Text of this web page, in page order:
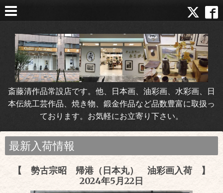
斎藤清作品常設店です。他、日本画、油彩画、水彩画、日
本伝統工芸作品、焼き物、鍛金作品など品数豊富に取扱っ
ております。お気軽にお立寄り下さい。
最新入荷情報
【 勢古宗昭 帰港（日本丸） 油彩画入荷 】
2024年5月22日